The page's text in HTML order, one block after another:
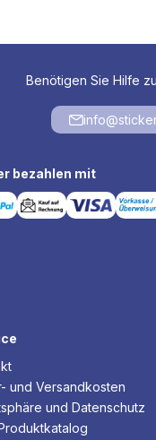
Benötigen Sie Hilfe
bezahlen mit
und Versandkosten
und Datenschutz